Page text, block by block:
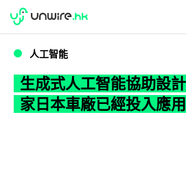
WWDC 2026
人工智能
生成式人工智能協助設
家日本車廠已經投入應用